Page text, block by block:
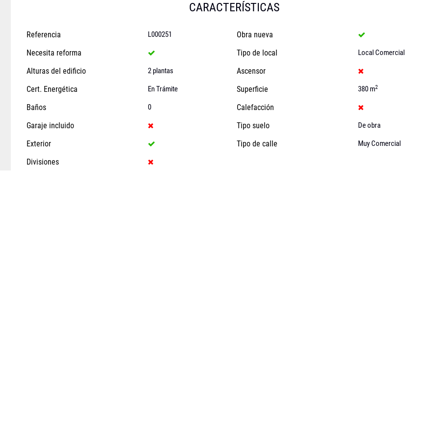
CARACTERÍSTICAS
Referencia L000251
Obra nueva
Necesita reforma
Tipo de local Local Comercial
Alturas del edificio 2 plantas
Ascensor
Cert. Energética
En Trámite Superficie 380 m2
Baños 0
Calefacción
Garaje incluido
Tipo suelo De obra
Exterior Tipo de calle Muy Comercial
Divisiones